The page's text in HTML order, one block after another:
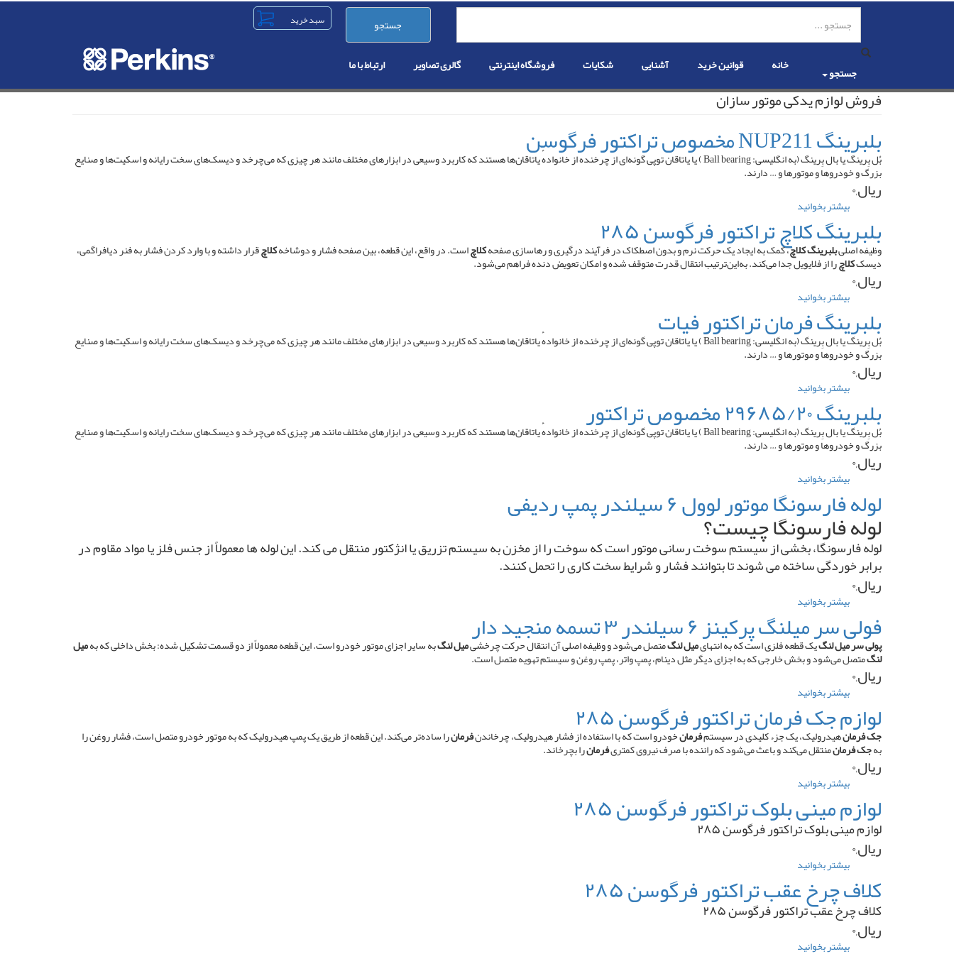
رفتن
جستجو
جستجو خانه قوانین خرید آشنایی شکایات فروشگاه اینترنتی گالری تصاویر ارتباط با ما
فروش لوازم یدکی موتور سازان
بلبرینگ NUP211 مخصوص تراکتور فرگوسن بُل بِرینگ یا بال بِرینگ (به انگلیسی: Ball bearing ) یا یاتاقان توپی گونه‌ای از چرخنده از خانوادهٔ یاتاقان‌ها هستند که کاربرد وسیعی در ابزارهای مختلف مانند هر چیزی که می‌چرخد و دیسک‌های سخت رایانه و اسکیت‌ها و صنایع
بزرگ و خودروها و موتورها و … دارند.
ریال,۰
بیشتر بخوانید
NUP211
مخصوص
تراکتور
فرگوسن
بلبرینگ کلاچ تراکتور فرگوسن ۲۸۵
وظیفه اصلیبلبرینگ کلاچ، کمک به ایجاد یک حرکت نرم و بدون اصطکاک در فرآیند درگیری و رهاسازی صفحهکلاچاست. در واقع، این قطعه، بین صفحه فشار و دوشاخهکلاچقرار داشته و با وارد کردن فشار به فنر دیافراگمی،
دیسککلاچرا از فلایویل جدا می‌کند. به‌این‌ترتیب انتقال قدرت متوقف شده و امکان تعویض دنده فراهم می‌شود.
ریال,۰
بیشتر بخوانید
کلاچ
تراکتور
فرگوسن
۲۸۵
بلبرینگ فرمان تراکتور فیاتبُل بِرینگ یا بال بِرینگ (به انگلیسی: Ball bearing ) یا یاتاقان توپی گونه‌ای از چرخنده از خانوادهٔ یاتاقان‌ها هستند که کاربرد وسیعی در ابزارهای مختلف مانند هر چیزی که می‌چرخد و دیسک‌های سخت رایانه و اسکیت‌ها و صنایع
بزرگ و خودروها و موتورها و … دارند.
ریال,۰
بیشتر بخوانید
فرمان
تراکتور
فیات
بلبرینگ ۲۹۶۸۵/۲۰ مخصوص تراکتور بُل بِرینگ یا بال بِرینگ (به انگلیسی: Ball bearing ) یا یاتاقان توپی گونه‌ای از چرخنده از خانوادهٔ یاتاقان‌ها هستند که کاربرد وسیعی در ابزارهای مختلف مانند هر چیزی که می‌چرخد و دیسک‌های سخت رایانه و اسکیت‌ها و صنایع
بزرگ و خودروها و موتورها و … دارند.
ریال,۰
بیشتر بخوانید
بلبرینگ
۲۹۶۸۵/۲۰
مخصوص
تراکتور
لوله فارسونگا موتور لوول ۶ سیلندر پمپ ردیفی
لوله فارسونگا چیست؟
لوله فارسونگا، بخشی از سیستم سوخت ‌رسانی موتور است که سوخت را از مخزن به سیستم تزریق یا انژکتور منتقل می ‌کند. این لوله‌ ها معمولاً از جنس فلز یا مواد مقاوم در
برابر خوردگی ساخته می ‌شوند تا بتوانند فشار و شرایط سخت کاری را تحمل کنند.
ریال,۰
بیشتر بخوانید
فارسونگا
موتور
لوول
۶
ردیفی
فولی سر میلنگ پرکینز ۶ سیلندر ۳ تسمه منجید دار
پولی سر میل لنگیک قطعه فلزی است که به انتهایمیل لنگمتصل می‌شود و وظیفه اصلی آن انتقال حرکت چرخشیمیل لنگبه سایر اجزای موتور خودرو است. این قطعه معمولاً از دو قسمت تشکیل شده: بخش داخلی که بهمیل
لنگمتصل می‌شود و بخش خارجی که به اجزای دیگر مثل دینام، پمپ واتر، پمپ روغن و سیستم تهویه متصل است.
ریال,۰
بیشتر بخوانید
سر
میلنگ
پرکینز
۶
تسمه
منجید
دار
لوازم جک فرمان تراکتور فرگوسن ۲۸۵
جک فرمانهیدرولیک، یک جزء کلیدی در سیستمفرمانخودرو است که با استفاده از فشار هیدرولیک، چرخاندنفرمانرا ساده‌تر می‌کند. این قطعه از طریق یک پمپ هیدرولیک که به موتور خودرو متصل است، فشار روغن را
بهجک فرمانمنتقل می‌کند و باعث می‌شود که راننده با صرف نیروی کمتریفرمانرا بچرخاند.
ریال,۰
بیشتر بخوانید
جک
فرمان
تراکتور
لوازم مینی بلوک تراکتور فرگوسن ۲۸۵
لوازم مینی بلوک تراکتور فرگوسن ۲۸۵
ریال,۰
بیشتر بخوانید
مینی
بلوک
تراکتور
کلاف چرخ عقب تراکتور فرگوسن ۲۸۵
کلاف چرخ عقب تراکتور فرگوسن ۲۸۵
ریال,۰
بیشتر بخوانید